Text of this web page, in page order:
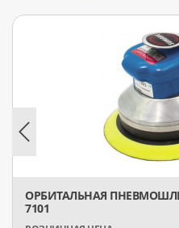
ОРБИТАЛЬНАЯ
7101